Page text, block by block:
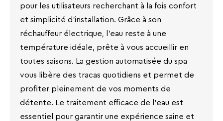
pour les utilisateurs recherchant à la fois confort
et simplicité d'installation. Grâce à son
réchauffeur électrique, l'eau reste à une
température idéale, prête à vous accueillir en
toutes saisons. La gestion automatisée du spa
vous libère des tracas quotidiens et permet de
profiter pleinement de vos moments de
détente. Le traitement efficace de l'eau est
essentiel pour garantir une expérience saine et